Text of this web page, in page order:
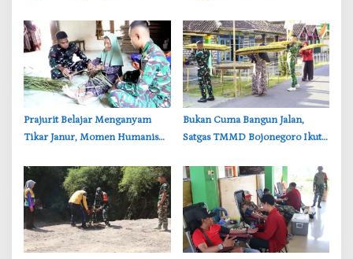
Bondol
‎Prajurit Belajar Menganyam
Tikar Janur, Momen Humanis
‎Bukan Cuma Bangun Jalan,
Satgas TMMD Bojonegoro Ikut